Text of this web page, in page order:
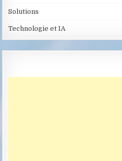
Solutions
Technologie et IA